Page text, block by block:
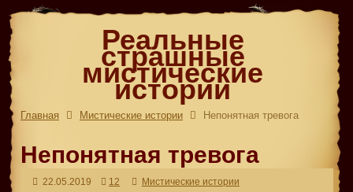
Реальные
страшные
мистические
истории
Главная Мистические истории Непонятная тревога
Непонятная тревога
22.05.2019 12 Мистические истории